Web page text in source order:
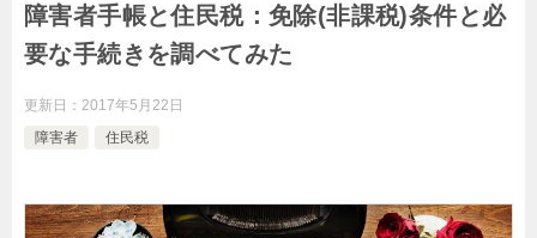
障害者手帳と住民税：免除(非課税)条件と必
要な手続きを調べてみた
更新日： 2017年5月22日
障害者
住民税